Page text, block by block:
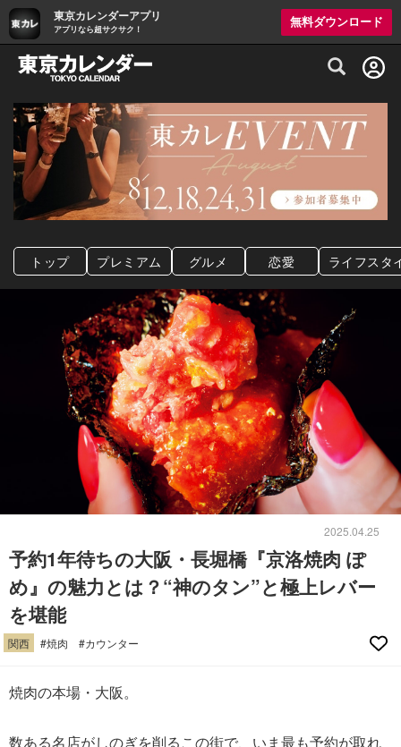
東京カレンダーアプリ
アプリなら超サクサク！
無料ダウンロード
グルメ情報・プレミアムレストラン予約
トップ プレミアム グルメ 恋愛 ライフスタ
2025.04.25
予約1年待ちの大阪・長堀橋『京洛焼肉 ぽ
め』の魅力とは？“神のタン”と極上レバー
を堪能
関西 #焼肉 #カウンター
焼肉の本場・大阪。
数ある名店がしのぎを削るこの街で、いま最も予約が取れ